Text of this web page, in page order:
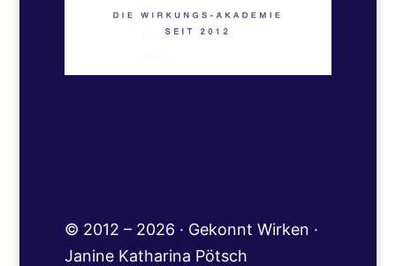
© 2012 – 2026 · Gekonnt Wirken ·
Janine Katharina Pötsch